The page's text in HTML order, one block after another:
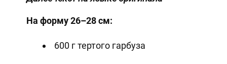
На форму 26–28 см:
600 г тертого гарбуза